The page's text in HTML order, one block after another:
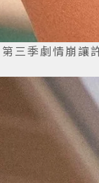
第三季劇情崩